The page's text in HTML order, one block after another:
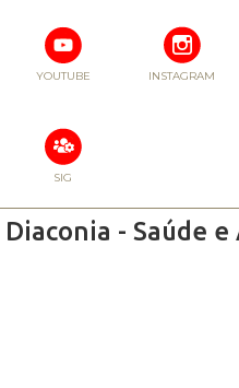
YOUTUBE INSTAGRAM
SIG
Diaconia - Saúde